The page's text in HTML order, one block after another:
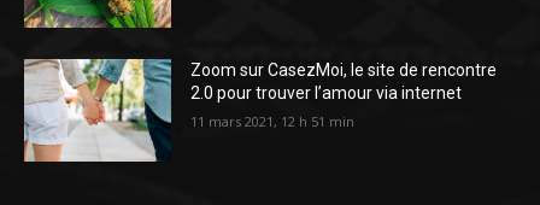
Zoom sur CasezMoi, le site de rencontre
2.0 pour trouver l’amour via internet
11 mars 2021, 12 h 51 min